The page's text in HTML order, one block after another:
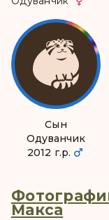
Сын
Одуванчик
2012 г.р.
Макса